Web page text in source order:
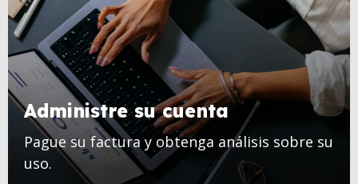
Administre su cuenta
Pague su factura y obtenga análisis sobre su
uso.